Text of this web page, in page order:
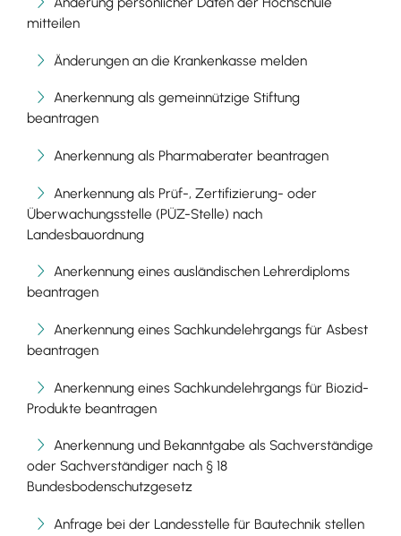
mitteilen
Änderungen an die Krankenkasse melden
Anerkennung als gemeinnützige Stiftung
beantragen
Anerkennung als Pharmaberater beantragen
Anerkennung als Prüf-, Zertifizierung- oder
Überwachungsstelle (PÜZ-Stelle) nach
Landesbauordnung
Anerkennung eines ausländischen Lehrerdiploms
beantragen
Anerkennung eines Sachkundelehrgangs für Asbest
beantragen
Anerkennung eines Sachkundelehrgangs für Biozid-
Produkte beantragen
Anerkennung und Bekanntgabe als Sachverständige
oder Sachverständiger nach § 18
Bundesbodenschutzgesetz
Anfrage bei der Landesstelle für Bautechnik stellen